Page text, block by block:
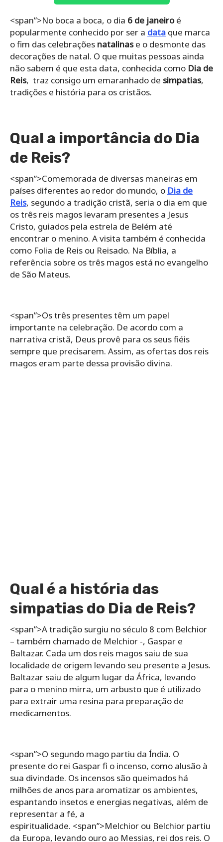
<span”>No boca a boca, o dia 6 de janeiroé
popularmente conhecido por ser a data que marca
o fim das celebrações natalinase o desmonte das
decorações de natal. O que muitas pessoas ainda
não sabem é que esta data, conhecida como Dia de
Reis, traz consigo um emaranhado de simpatias,
tradições e história para os cristãos.
Qual a importância do Dia
de Reis?
<span”>Comemorada de diversas maneiras em
países diferentes ao redor do mundo, o Dia de
Reis, segundo a tradição cristã, seria o dia em que
os três reis magos levaram presentes a Jesus
Cristo, guiados pela estrela de Belém até
encontrar o menino. A visita também é conhecida
como Folia de Reis ou Reisado. Na Bíblia, a
referência sobre os três magos está no evangelho
de São Mateus.
<span”>Os três presentes têm um papel
importante na celebração. De acordo com a
narrativa cristã, Deus provê para os seus fiéis
sempre que precisarem. Assim, as ofertas dos reis
magos eram parte dessa provisão divina.
Qual é a história das
simpatias do Dia de Reis?
<span”>A tradição surgiu no século 8 com Belchior
– também chamado de Melchior -, Gaspar e
Baltazar. Cada um dos reis magos saiu de sua
localidade de origem levando seu presente a Jesus.
Baltazar saiu de algum lugar da África, levando
para o menino mirra, um arbusto que é utilizado
para extrair uma resina para preparação de
medicamentos.
<span”>O segundo mago partiu da Índia. O
presente do rei Gaspar fi o incenso, como alusão à
sua divindade. Os incensos são queimados há
milhões de anos para aromatizar os ambientes,
espantando insetos e energias negativas, além de
representar a fé, a
espiritualidade. <span”>Melchior ou Belchior partiu
da Europa, levando ouro ao Messias, rei dos reis. O